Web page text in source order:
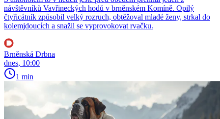
návštěvníků Vavřineckých hodů v brněnském Komíně. Opilý
čtyřicátník způsobil velký rozruch, obtěžoval mladé ženy, strkal do
kolemjdoucích a snažil se vyprovokovat rvačku.
Brněnská Drbna
dnes, 10:00
1 min